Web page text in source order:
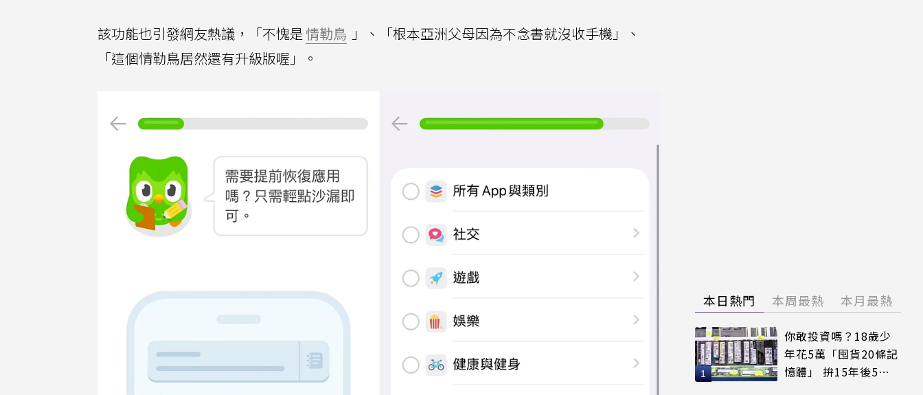
該功能也引發網友熱議，「不愧是情勒鳥 」、「根本亞洲父母因為不念書就沒收手機」、
「這個情勒鳥居然還有升級版喔」。
本日熱門 本周最熱 本月最熱
你敢投資嗎？18歲少
年花5萬「囤貨20條記
憶體」 拚15年後5倍